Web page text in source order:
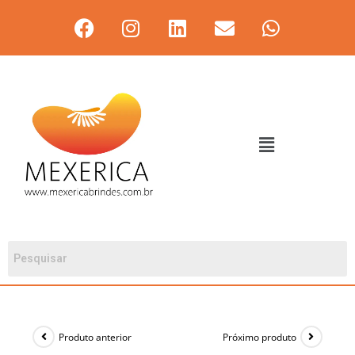
Produto anterior Próximo produto